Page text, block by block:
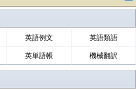
英語例文 英語類語
英単語帳 機械翻訳